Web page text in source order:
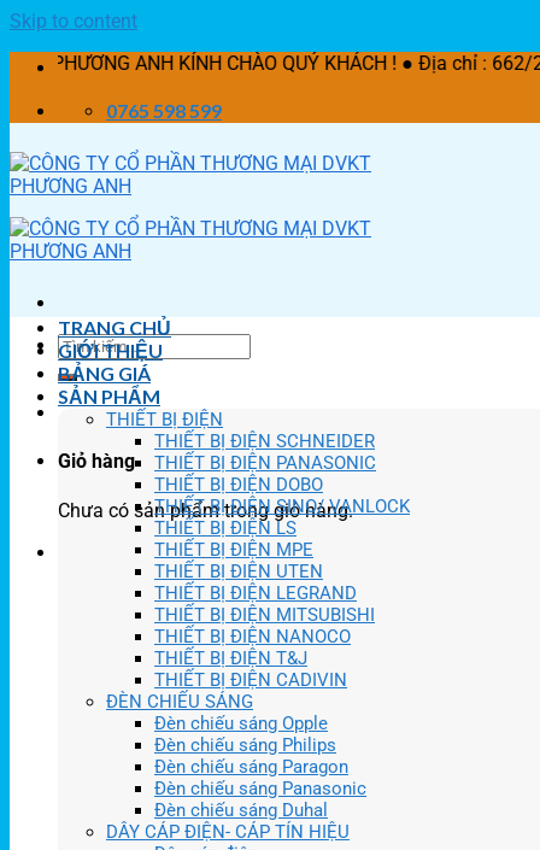
Skip to content
ANH KÍNH CHÀO QUÝ KHÁCH ! ● Địa chỉ : 662/21 Lê
0765 598 599
Giỏ hàng
Chưa có sản phẩm trong giỏ hàng.
TRANG CHỦ
GIỚI THIỆU
BẢNG GIÁ
SẢN PHẨM
THIẾT BỊ ĐIỆN
THIẾT BỊ ĐIỆN SCHNEIDER
THIẾT BỊ ĐIỆN PANASONIC
THIẾT BỊ ĐIỆN DOBO
THIẾT BỊ ĐIỆN SINO/ VANLOCK
THIẾT BỊ ĐIỆN LS
THIẾT BỊ ĐIỆN MPE
THIẾT BỊ ĐIỆN UTEN
THIẾT BỊ ĐIỆN LEGRAND
THIẾT BỊ ĐIỆN MITSUBISHI
THIẾT BỊ ĐIỆN NANOCO
THIẾT BỊ ĐIỆN T&J
THIẾT BỊ ĐIỆN CADIVIN
ĐÈN CHIẾU SÁNG
Đèn chiếu sáng Opple
Đèn chiếu sáng Philips
Đèn chiếu sáng Paragon
Đèn chiếu sáng Panasonic
Đèn chiếu sáng Duhal
DÂY CÁP ĐIỆN- CÁP TÍN HIỆU